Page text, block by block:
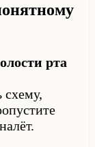
рта
схему,